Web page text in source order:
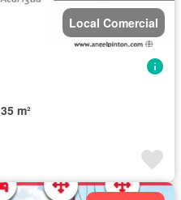
Local Comercial
35 m²